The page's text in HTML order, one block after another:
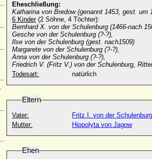
Eheschließung:
Katharina von Bredow (genannt 1453, gest. um
6 Kinder (2 Söhne, 4 Töchter):
Bernhard X. von der Schulenburg (1466-nach
Gesche von der Schulenburg (?-?),
Ilse von der Schulenburg (gest. nach1509)
Margarete von der Schulenburg (?-?),
Anna von der Schulenburg (?-?),
Friedrich V. (Fritz V.) von der Schulenburg,
Todesart:
natürlich
Eltern
Vater:
Fritz I. von der
Mutter:
Hippolyta von Jagow
Ehen